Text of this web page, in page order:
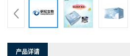
产品详请